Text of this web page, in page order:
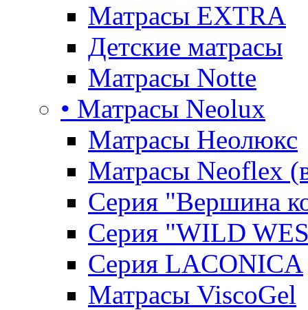
Матрасы EXTRA
Детские матрасы
Матрасы Notte
• Матрасы Neolux
Матрасы Неолюкс
Матрасы Neoflex
Серия "Вершина
Серия "WILD
Серия LACONICA
Матрасы ViscoGel